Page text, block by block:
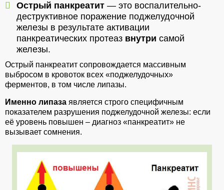
Острый панкреатит — это воспалительно-
деструктивное поражение поджелудочной
железы в результате активации
панкреатических протеаз внутри самой
железы.
Острый панкреатит сопровождается массивным
выбросом в кровоток всех «поджелудочных»
ферментов, в том числе липазы.
Именно липаза является строго специфичным
показателем разрушения поджелудочной железы: если
её уровень повышен – диагноз «панкреатит» не
вызывает сомнения.